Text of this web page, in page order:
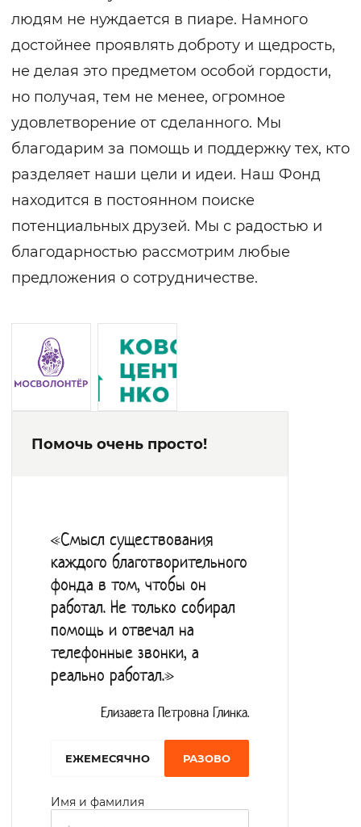
людям не нуждается в пиаре. Намного
достойнее проявлять доброту и щедрость,
не делая это предметом особой гордости,
но получая, тем не менее, огромное
удовлетворение от сделанного. Мы
благодарим за помощь и поддержку тех, кто
разделяет наши цели и идеи. Наш Фонд
находится в постоянном поиске
потенциальных друзей. Мы с радостью и
благодарностью рассмотрим любые
предложения о сотрудничестве.
Помочь очень просто!
«Смысл существования
каждого благотворительного
фонда в том, чтобы он
работал. Не только собирал
помощь и отвечал на
телефонные звонки, а
реально работал.»
Елизавета Петровна Глинка.
EЖЕМЕСЯЧНО РАЗОВО
Имя и фамилия